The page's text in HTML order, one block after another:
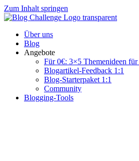
Zum Inhalt springen
Über uns
Blog
Angebote
Für 0€: 3×5 Themenideen
Blogartikel-Feedback 1:1
Blog-Starterpaket 1:1
Community
Blogging-Tools